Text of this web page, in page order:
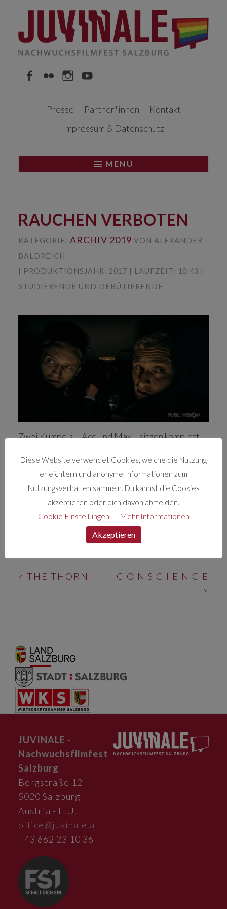
Inhalt
Presse
Partner*innen
Kontakt
Impressum & Datenschutz
MENÜ
RAUCHEN VERBOTEN
KATEGORIE: ARCHIV 2019 VON ALEXANDER
BALDREICH
| PRODUKTIONSJAHR: 2017 | LAUFZEIT: 10:43 |
STUDIERENDE UND DEBÜTIERENDE
Zwei Kumpels – Ace und Max – sitzen komplett
Beseitigung. Schließlich werden sie selbst zu
Opfern – zumindest in ihrem Schlaf. Komplett in
die Realität zurückgeschubst werden sie durch
einen Polizisten. Dieser nimmt sie aufgrund
einer Leiche in deren Kofferraum fest.
< THE THORN
C O N S C I E N C E
>
JUVINALE -
Nachwuchsfilmfest
Salzburg
Bergstraße 12 |
5020 Salzburg |
Austria - E.U.
office@juvinale.at |
+43 662 23 10 36
Diese Website verwendet Cookies, welche die Nutzung
erleichtern und anonyme Informationen zum
Nutzungsverhalten sammeln. Du kannst die Cookies
akzeptieren oder dich davon abmelden.
Cookie Einstellungen
Mehr Informationen
Akzeptieren